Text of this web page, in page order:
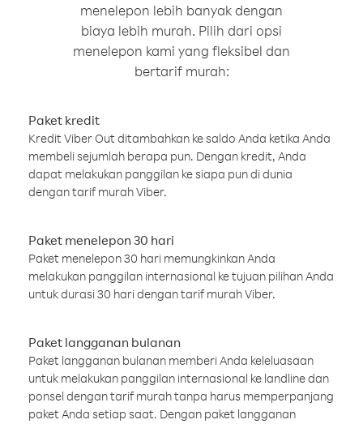
menelepon lebih banyak dengan
biaya lebih murah. Pilih dari opsi
menelepon kami yang fleksibel dan
bertarif murah:
Paket kredit
Kredit Viber Out ditambahkan ke saldo Anda ketika Anda
membeli sejumlah berapa pun. Dengan kredit, Anda
dapat melakukan panggilan ke siapa pun di dunia
dengan tarif murah Viber.
Paket menelepon 30 hari
Paket menelepon 30 hari memungkinkan Anda
melakukan panggilan internasional ke tujuan pilihan Anda
untuk durasi 30 hari dengan tarif murah Viber.
Paket langganan bulanan
Paket langganan bulanan memberi Anda keleluasaan
untuk melakukan panggilan internasional ke landline dan
ponsel dengan tarif murah tanpa harus memperpanjang
paket Anda setiap saat. Dengan paket langganan